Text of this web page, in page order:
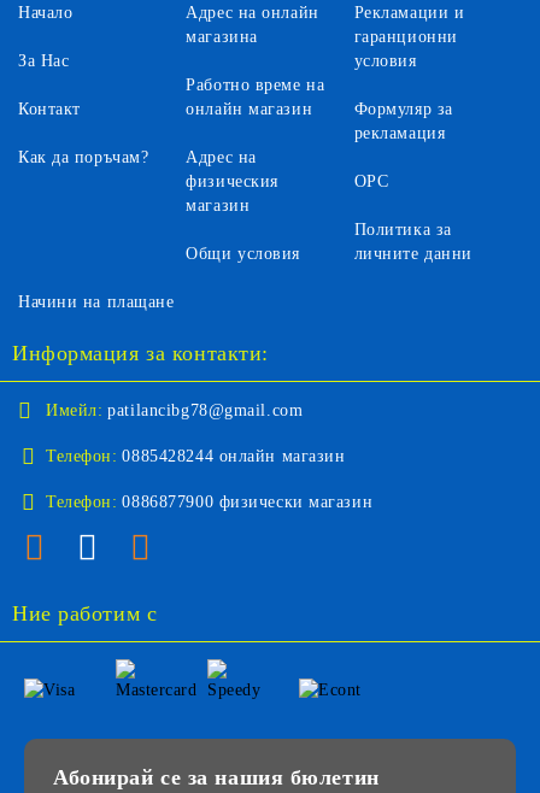
Начало
За Нас
Контакт
Как да поръчам?
Адрес на онлайн
магазина
Работно време на
онлайн магазин
Адрес на
физическия
магазин
Общи условия
Рекламации и
гаранционни
условия
Формуляр за
рекламация
ОРС
Политика за
личните данни
Начини на плащане
Информация за контакти:
Имейл: patilancibg78@gmail.com
Телефон: 0885428244 онлайн магазин
Телефон: 0886877900 физически магазин
Ние работим с
Абонирай се за нашия бюлетин